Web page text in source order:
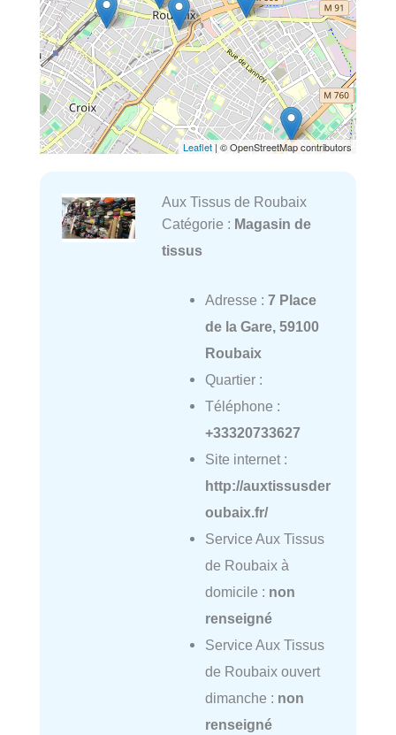
Leaflet| © OpenStreetMap contributors
Aux Tissus de Roubaix
Catégorie : Magasin de
tissus
Adresse : 7 Place
de la Gare, 59100
Roubaix
Quartier :
Téléphone :
+33320733627
Site internet :
http://auxtissusder
oubaix.fr/
Service Aux Tissus
de Roubaix à
domicile : non
renseigné
Service Aux Tissus
de Roubaix ouvert
dimanche : non
renseigné